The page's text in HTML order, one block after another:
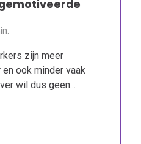
zijn meer
ook minder vaak
wil dus geen...